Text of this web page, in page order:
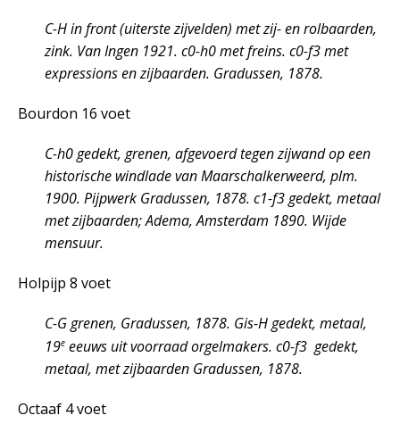
C-H in front (uiterste zijvelden) met zij- en rolbaarden,
zink. Van Ingen 1921. c0-h0 met freins. c0-f3 met
expressions en zijbaarden. Gradussen, 1878.
Bourdon 16 voet
C-h0 gedekt, grenen, afgevoerd tegen zijwand op een
historische windlade van Maarschalkerweerd, plm.
1900. Pijpwerk Gradussen, 1878. c1-f3 gedekt, metaal
met zijbaarden; Adema, Amsterdam 1890. Wijde
mensuur.
Holpijp 8 voet
C-G grenen, Gradussen, 1878. Gis-H gedekt, metaal,
19e eeuws uit voorraad orgelmakers. c0-f3 gedekt,
metaal, met zijbaarden Gradussen, 1878.
Octaaf 4 voet